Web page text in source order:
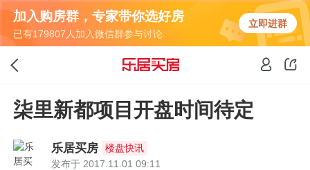
加入购房群，专家带你选好房
已有179807人加入微信群参与讨论
立即进群
柒里新都项目开盘时间待定
乐居买房
楼盘快讯
发布于 2017.11.01 09:11